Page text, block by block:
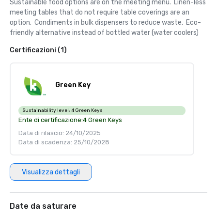
Sustainable food options are on the meeting menu.  Linen-less
meeting tables that do not require table coverings are an
option.  Condiments in bulk dispensers to reduce waste.  Eco-
friendly alternative instead of bottled water (water coolers)
Certificazioni (1)
Green Key
Sustainability level: 4 Green Keys
Ente di certificazione:4 Green Keys
Data di rilascio: 24/10/2025
Data di scadenza: 25/10/2028
Visualizza dettagli
Date da saturare